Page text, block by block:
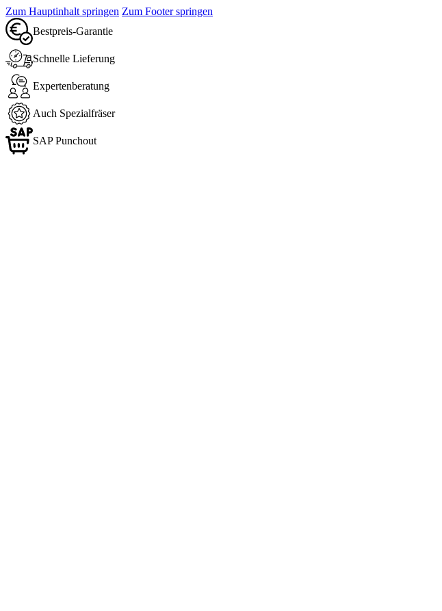
Zum Hauptinhalt springen Zum Footer springen
Bestpreis-Garantie
Schnelle Lieferung
Expertenberatung
Auch Spezialfräser
SAP Punchout